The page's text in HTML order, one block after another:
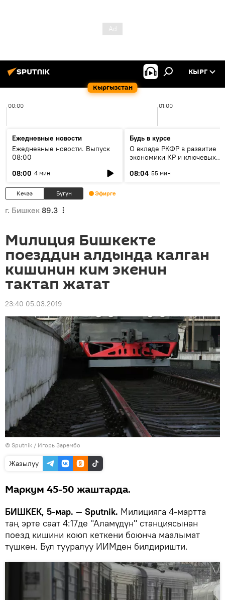
Кыргызстан
КЫРГ
00:00 01:00
Ежедневные новости
Ежедневные новости. Выпуск
08:00
08:00 4 мин
Будь в курсе
О вкладе РКФР в развитие
экономики КР и ключевых
08:04 55 мин
Кечээ Бүгүн Эфирге
г. Бишкек 89.3
Милиция Бишкекте
поезддин алдында калган
кишинин ким экенин
тактап жатат
23:40 05.03.2019
© Sputnik / Игорь Зарембо
Жазылуу
Маркум 45-50 жаштарда.
БИШКЕК, 5-мар. — Sputnik. Милицияга 4-мартта
таң эрте саат 4:17де "Аламүдүн" станциясынан
поезд кишини коюп кеткени боюнча маалымат
түшкөн. Бул тууралуу ИИМден билдиришти.